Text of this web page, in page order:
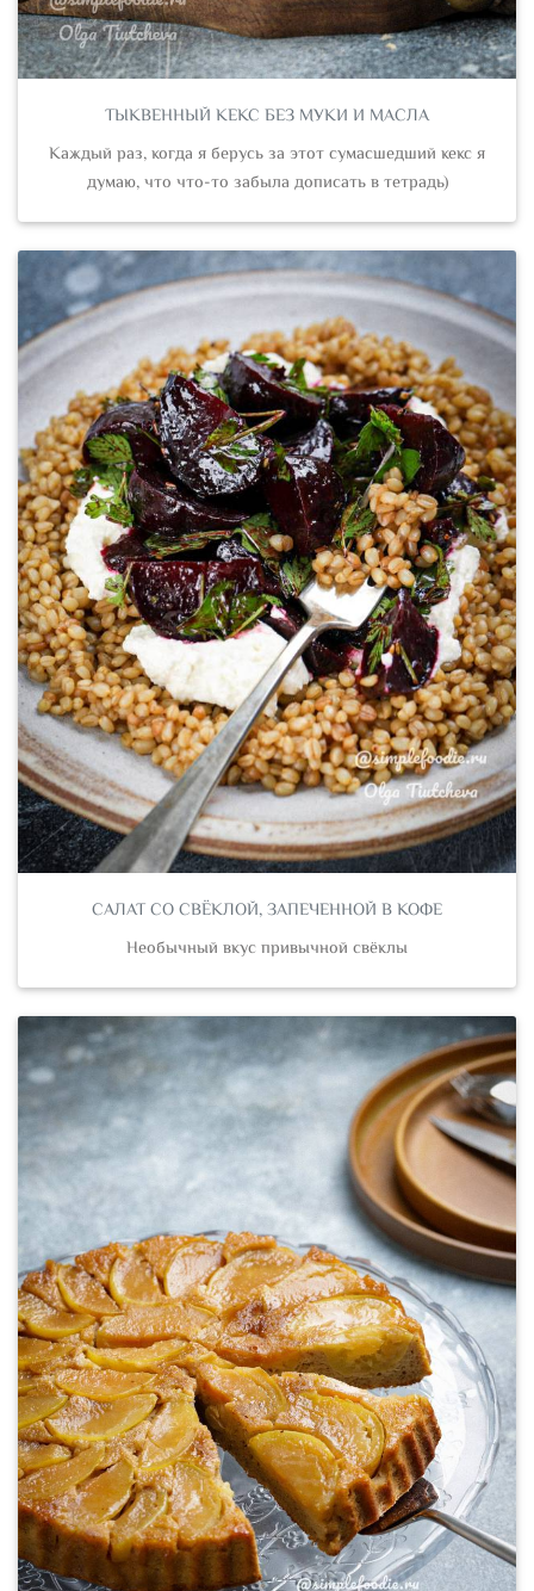
ТЫКВЕННЫЙ КЕКС БЕЗ МУКИ И МАСЛА
Каждый раз, когда я берусь за этот сумасшедший кекс я
думаю, что что-то забыла дописать в тетрадь)
САЛАТ СО СВЁКЛОЙ, ЗАПЕЧЕННОЙ В КОФЕ
Необычный вкус привычной свёклы